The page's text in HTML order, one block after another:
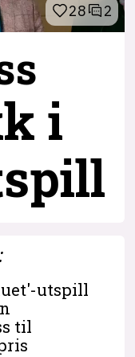
28 2
i
utspill
til